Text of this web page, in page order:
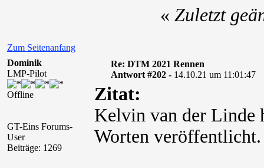
Zum Seitenanfang
« Zuletzt
Dominik
LMP-Pilot
Offline
GT-Eins Forums-
User
Beiträge: 1269
Re: DTM 2021 Rennen
Antwort #202 - 14.10.21 um 11:01:47
Zitat:
Kelvin van der Linde
Worten veröffentlicht.